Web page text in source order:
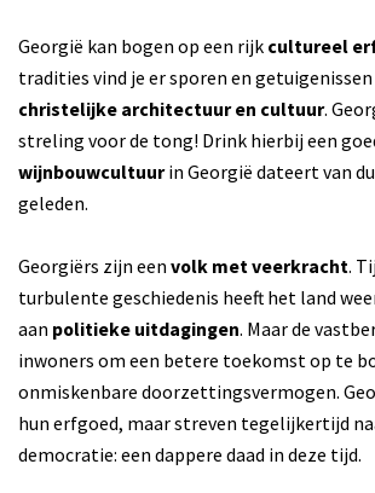
Georgië kan bogen op een rijk cultureel
tradities vind je er sporen en
christelijke architectuur en cultuur.
streling voor de tong! Drink hierbij een
wijnbouwcultuurin Georgië dateert van
geleden.
Georgiërs zijn een volk met veerkracht.
turbulente geschiedenis heeft het land
aan politieke uitdagingen. Maar de
inwoners om een betere toekomst op te
onmiskenbare doorzettingsvermogen.
hun erfgoed, maar streven tegelijkertijd
democratie: een dappere daad in deze tijd.